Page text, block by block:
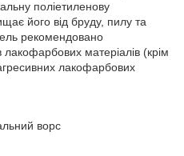
поліетиленову
його від бруду, пилу та
рекомендовано
лакофарбових матеріалів (крім
лакофарбових
ворс